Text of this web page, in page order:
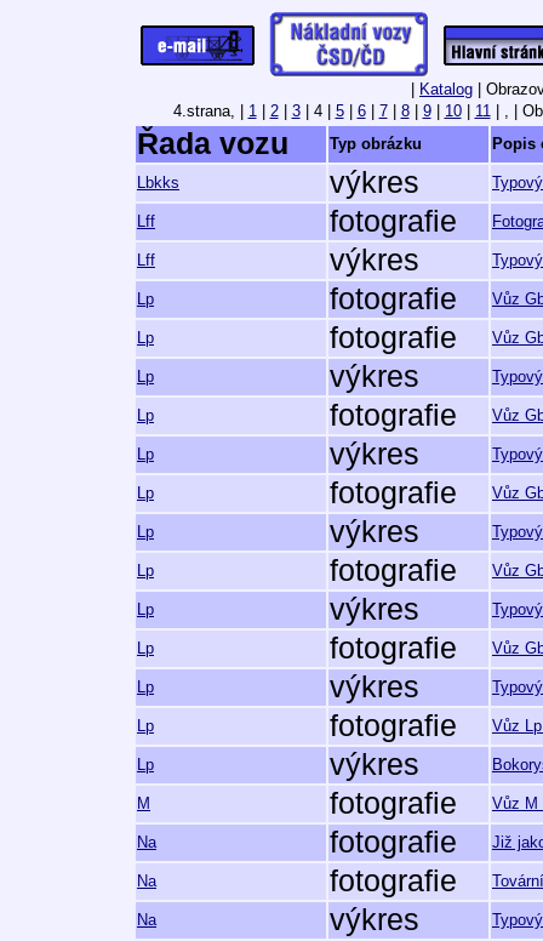
Katalog |
4.strana,
1| 2| 3| 4 | 5| 6| 7| 8| 9| 10| 11| , |
Řada vozu Typ obrázku Popis
Lbkks výkres
Lff fotografie
Lff výkres
Lp fotografie Vůz
Lp fotografie Vůz
Lp výkres
Lp fotografie Vůz
Lp výkres
Lp fotografie Vůz
Lp výkres
Lp fotografie Vůz
Lp výkres
Lp fotografie Vůz
Lp výkres
Lp fotografie Vůz
Lp výkres
M fotografie Vůz M
Na fotografie Již
Na fotografie
Na výkres